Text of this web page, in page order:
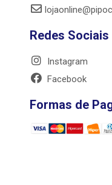
Redes Sociais
Instagram
Facebook
Formas de